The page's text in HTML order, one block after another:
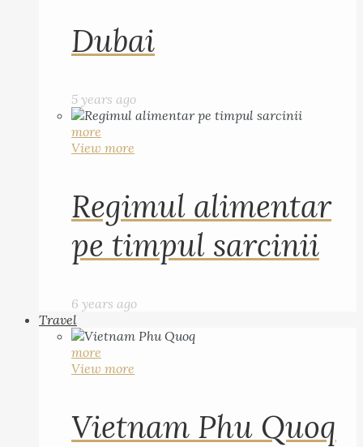
Dubai
5 years ago
more
View more
Regimul alimentar
pe timpul sarcinii
6 years ago
Travel
more
View more
Vietnam Phu Quoq